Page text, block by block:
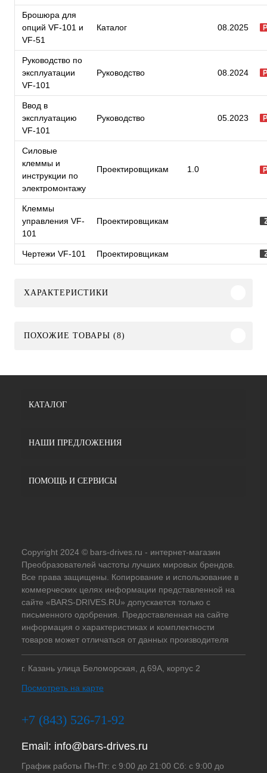
Брошюра для
опций VF-101 и
VF-51
Каталог 08.2025
Руководство по
эксплуатации
VF-101
Руководство 08.2024
Ввод в
эксплуатацию
VF-101
Руководство 05.2023
Силовые
клеммы и
инструкции по
электромонтажу
Проектировщикам 1.0
Клеммы
управления VF-
101
Проектировщикам
Чертежи VF-101 Проектировщикам
ХАРАКТЕРИСТИКИ
ПОХОЖИЕ ТОВАРЫ (8)
КАТАЛОГ
НАШИ ПРЕДЛОЖЕНИЯ
ПОМОЩЬ И СЕРВИСЫ
Copyright 2024 © bars-drives.ru - интернет-магазин
Преобразователей частоты лучших мировых брендов.
Все права защищены. Копирование и использование в
коммерческих целях информации представленной на
сайте «BARS-DRIVES.RU» допускается только с
письменного одобрения. Предоставленная на сайте
информация о характеристиках и комплектности
товаров может отличаться от данных производителя
г. Казань улица Беломорская, д.69А, корпус 2
Посмотреть на карте
+7 (843) 526-71-92
Email: info@bars-drives.ru
График работы Пн-Пт: с 9:00 до 21:00 Сб: с 9:00 до